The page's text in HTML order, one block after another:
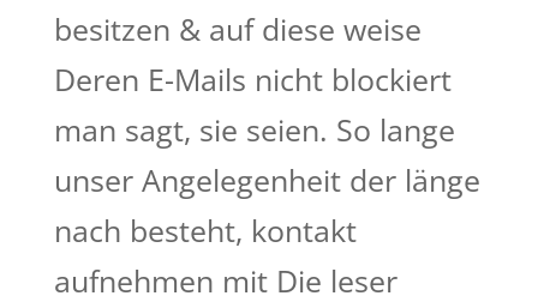
besitzen & auf diese weise
Deren E-Mails nicht blockiert
man sagt, sie seien. So lange
unser Angelegenheit der länge
nach besteht, kontakt
aufnehmen mit Die leser